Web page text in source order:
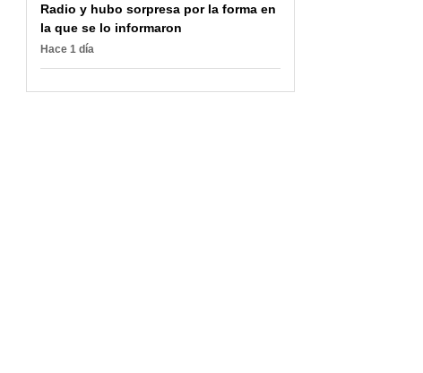
Radio y hubo sorpresa por la forma en
la que se lo informaron
Hace 1 día